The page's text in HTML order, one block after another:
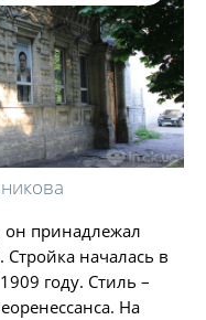
он принадлежал
началась в
году. Стиль –
На